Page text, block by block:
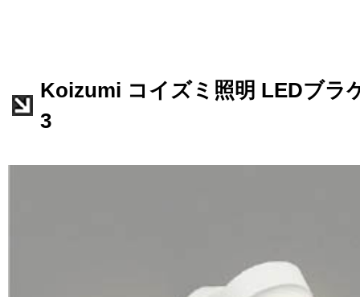
Koizumi コイズミ照明 LEDブラ
3